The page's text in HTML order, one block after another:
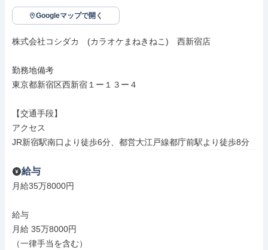
Googleマップで開く
株式会社コシダカ　(カラオケまねきねこ)　西新宿店
勤務地備考
東京都新宿区西新宿１ー１３ー４
【交通手段】
アクセス
JR新宿駅南口より徒歩6分、都営大江戸線都庁前駅より徒歩8分
給与
月給35万8000円
給与
月給 35万8000円
（一律手当を含む）